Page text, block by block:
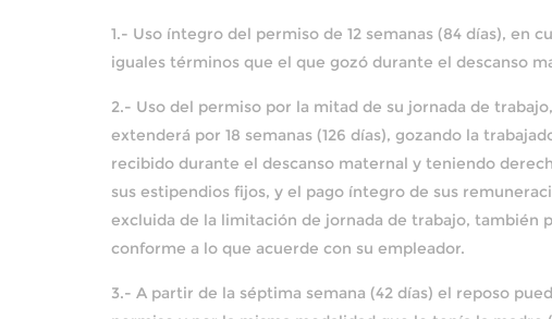
1.- Uso íntegro del permiso de 12 semanas (84 días), en
iguales términos que el que gozó durante el descanso
2.- Uso del permiso por la mitad de su jornada de
extenderá por 18 semanas (126 días), gozando la
recibido durante el descanso maternal y teniendo
sus estipendios fijos, y el pago íntegro de sus
excluida de la limitación de jornada de trabajo, también
conforme a lo que acuerde con su empleador.
3.- A partir de la séptima semana (42 días) el reposo